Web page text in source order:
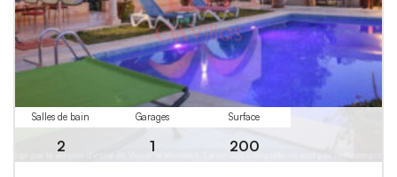
Salles de bain
2
Garages
1
Surface
200